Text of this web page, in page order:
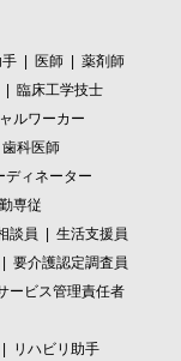
医師
薬剤師
臨床工学技士
ルワーカー
歯科医師
ディネーター
専従
談員
生活支援員
要介護認定調査員
ービス管理責任者
リハビリ助手